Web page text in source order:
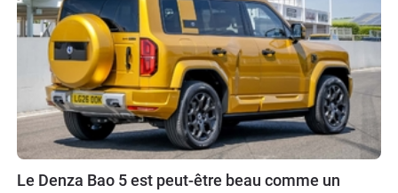
Le Denza Bao 5 est peut-être beau comme un